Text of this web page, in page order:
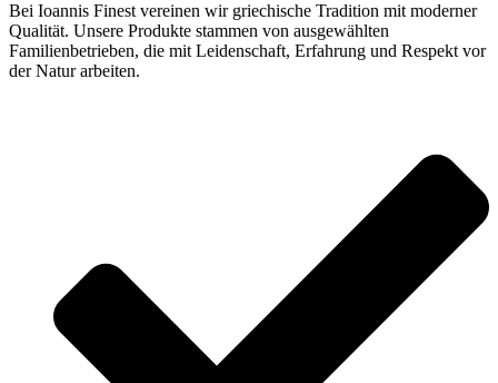
Bei Ioannis Finest vereinen wir griechische Tradition mit moderner
Qualität. Unsere Produkte stammen von ausgewählten
Familienbetrieben, die mit Leidenschaft, Erfahrung und Respekt vor
der Natur arbeiten.